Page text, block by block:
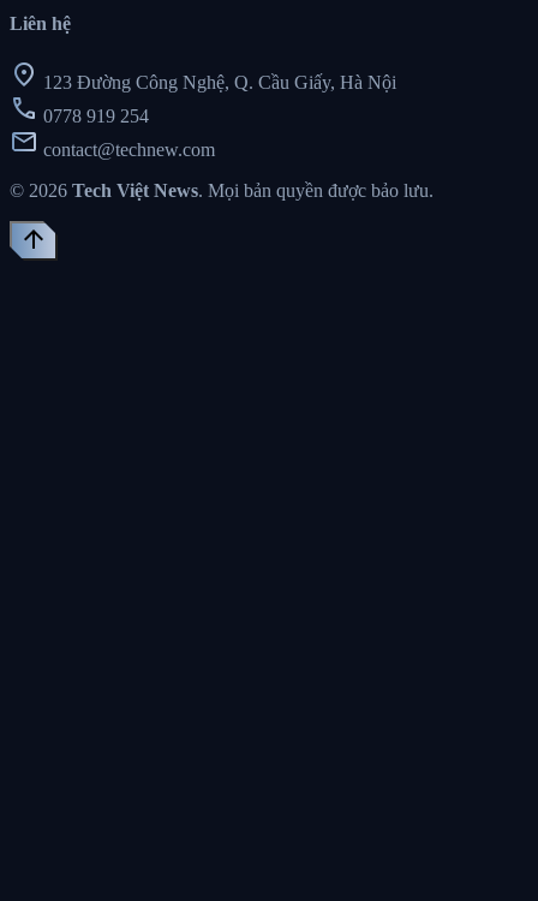
Liên hệ
location_on 123 Đường Công Nghệ, Q. Cầu Giấy, Hà Nội
call 0778 919 254
mail contact@technew.com
© 2026 Tech Việt News. Mọi bản quyền được bảo lưu.
arrow_upward